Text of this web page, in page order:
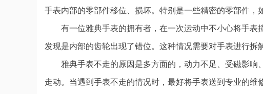
手表内部的零部件移位、损坏。特别是一些精密的零部件，
有一位雅典手表的拥有者，在一次运动中不小心将手表
发现是内部的齿轮出现了错位。这种情况需要对手表进行拆
雅典手表不走的原因是多方面的，动力不足、受磁影
走动。当遇到手表不走的情况时，最好将手表送到专业的维